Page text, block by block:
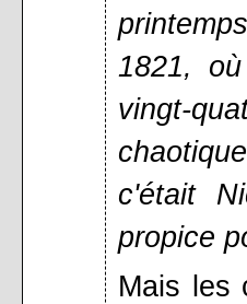
1821,
vingt-
c'était
propice
Mais les